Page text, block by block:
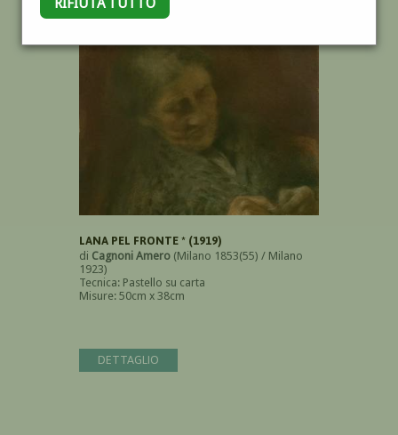
OPERE DELL'AUTORE
LANA PEL FRONTE * (1919)
di Cagnoni Amero (Milano 1853(55) / Milano
1923)
Tecnica: Pastello su carta
Misure: 50cm x 38cm
DETTAGLIO